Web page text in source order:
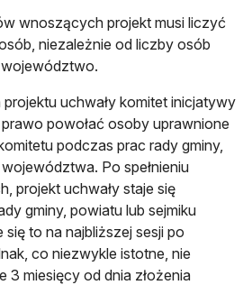
wnoszących projekt musi liczyć
niezależnie od liczby osób
uchwały komitet inicjatywy
powołać osoby uprawnione
podczas prac rady gminy,
Po spełnieniu
projekt uchwały staje się
gminy, powiatu lub sejmiku
to na najbliższej sesji po
co niezwykle istotne, nie
3 miesięcy od dnia złożenia